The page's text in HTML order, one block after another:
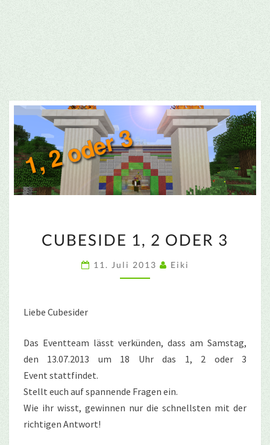
1,
CUBESIDE 1, 2 ODER 3
11. Juli 2013 Eiki
Liebe Cubesider
Das Eventteam lässt verkünden, dass am Samstag,
den 13.07.2013 um 18 Uhr das 1, 2 oder 3
Event stattfindet.
Stellt euch auf spannende Fragen ein.
Wie ihr wisst, gewinnen nur die schnellsten mit der
richtigen Antwort!